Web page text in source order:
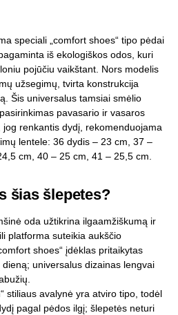
speciali „comfort shoes“ tipo pėdai
iš ekologiškos odos, kuri
pojūčiu vaikštant. Nors modelis
užsegimų, tvirta konstrukcija
Šis universalus tamsiai smėlio
pavasario ir vasaros
renkantis dydį, rekomenduojama
lentele: 36 dydis – 23 cm, 37 –
cm, 40 – 25 cm, 41 – 25,5 cm.
šias šlepetes?
oda užtikrina ilgaamžiškumą ir
platforma suteikia aukščio
shoes“ įdėklas pritaikytas
universalus dizainas lengvai
stiliaus avalynė yra atviro tipo, todėl
pagal pėdos ilgį; šlepetės neturi